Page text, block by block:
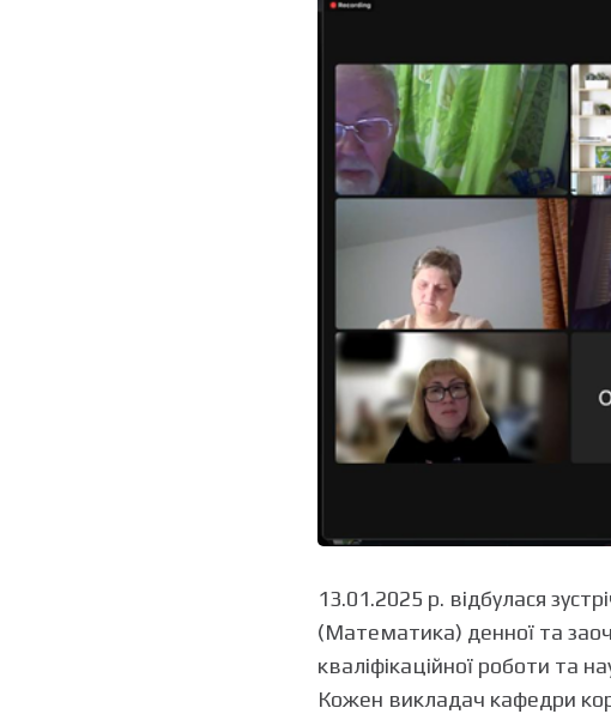
13.01.2025 р. відбулася
(Математика) денної та
кваліфікаційної роботи та
Кожен викладач кафедри